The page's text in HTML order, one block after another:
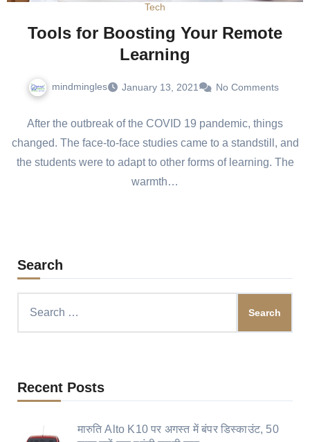
Tech
Tools for Boosting Your Remote
Learning
mindmingles January 13, 2021 No Comments
After the outbreak of the COVID 19 pandemic, things
changed. The face-to-face studies came to a standstill, and
the students were to adapt to other forms of learning. The
warmth…
Search
Recent Posts
मारुति Alto K10 पर अगस्त में बंपर डिस्काउंट, 50